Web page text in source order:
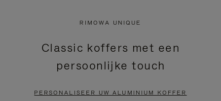
DRUK
OM
VIDEO
IS
UITGESCHAKELD.
RIMOWA UNIQUE
Classic koffers met een
persoonlijke touch
PERSONALISEER UW ALUMINIUM KOFFER